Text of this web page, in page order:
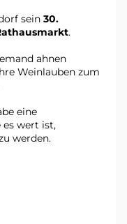
sein 30.
.
ahnen
Weinlauben zum
eine
es wert ist,
werden.